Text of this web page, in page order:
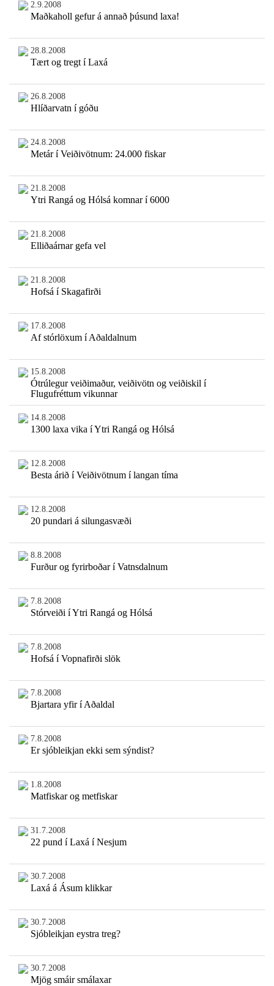
2.9.2008
Maðkaholl gefur á annað þúsund laxa!
28.8.2008
Tært og tregt í Laxá
26.8.2008
Hlíðarvatn í góðu
24.8.2008
Metár í Veiðivötnum: 24.000 fiskar
21.8.2008
Ytri Rangá og Hólsá komnar í 6000
21.8.2008
Elliðaárnar gefa vel
21.8.2008
Hofsá í Skagafirði
17.8.2008
Af stórlöxum í Aðaldalnum
15.8.2008
Ótrúlegur veiðimaður, veiðivötn og veiðiskil í
Flugufréttum vikunnar
14.8.2008
1300 laxa vika í Ytri Rangá og Hólsá
12.8.2008
Besta árið í Veiðivötnum í langan tíma
12.8.2008
20 pundari á silungasvæði
8.8.2008
Furður og fyrirboðar í Vatnsdalnum
7.8.2008
Stórveiði í Ytri Rangá og Hólsá
7.8.2008
Hofsá í Vopnafirði slök
7.8.2008
Bjartara yfir í Aðaldal
7.8.2008
Er sjóbleikjan ekki sem sýndist?
1.8.2008
Matfiskar og metfiskar
31.7.2008
22 pund í Laxá í Nesjum
30.7.2008
Laxá á Ásum klikkar
30.7.2008
Sjóbleikjan eystra treg?
30.7.2008
Mjög smáir smálaxar